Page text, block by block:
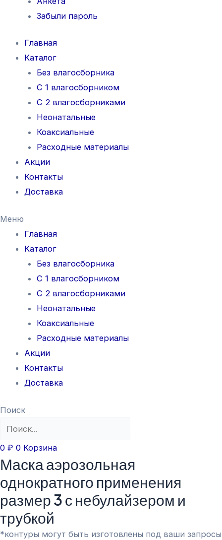
Забыли пароль
Главная
Каталог
Без влагосборника
С 1 влагосборником
С 2 влагосборниками
Неонатальные
Коаксиальные
Расходные материалы
Акции
Контакты
Доставка
Меню
Главная
Каталог
Без влагосборника
С 1 влагосборником
С 2 влагосборниками
Неонатальные
Коаксиальные
Расходные материалы
Акции
Контакты
Доставка
Поиск
0 ₽ 0 Корзина
Маска аэрозольная
однократного применения
размер 3 с небулайзером и
трубкой
*контуры могут быть изготовлены под ваши запросы